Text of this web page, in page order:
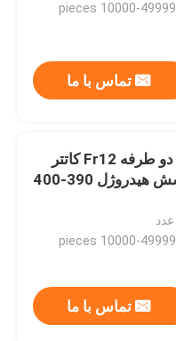
قیمت：$0.50/pieces 10000-49999
تماس با ما
لوله زهکشی دو طرفه Fr12 کاتتر
لاتکس با پوشش هیدروژل 390-400
قیمت：$0.50/pieces 10000-49999
تماس با ما